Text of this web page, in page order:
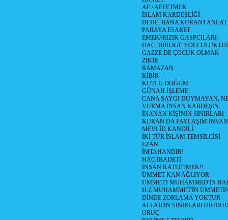
AF / AFFETMEK
İSLAM KARDEŞLİĞİ
DEDE, BANA KURAN'I ANLAT
PARAYA ESARET
EMEK//RIZIK GASPCILARI
HAC, BİRLİGE
GAZZE DE ÇOCUK OLMAK
ZİKİR
RAMAZAN
KİBİR
KUTLU DOĞUM
GÜNAH İŞLEME
CANA SAYGI DUYMAYAN,
VURMA İNSAN KARDEŞİN
İNANAN KİŞİNİN SINIRLARI
KURAN DA PAYLAŞIM
MEVLİD KANDİLİ
İKİ TÜR İSLAM TEMSİLCİSİ
EZAN
İMTAHANDIR!
HAC İBADETİ
İNSAN KATLETMEK!!
ÜMMET KAN AĞLIYOR
ÜMMET'İ MUHAMMED'İN
H.Z MUHAMMET'İN
DİNDE ZORLAMA YOKTUR
ALLAH'IN SINIRLARI
ORUÇ